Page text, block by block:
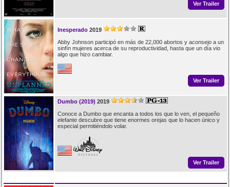
Ver Trailer
Inesperado 2019
Abby Johnson participó en más de 22,000 abortos y aconsejo a un
sinfín mujeres acerca de su reproductividad, hasta que un día vio
algo que hizo cambiar.
Ver Trailer
Dumbo (2019) 2019
Conoce a Dumbo que encanta a todos los que lo ven, el pequeño
elefante descubre que tiene enormes orejas que lo hacen único y
especial permitiéndolo volar.
Ver Trailer